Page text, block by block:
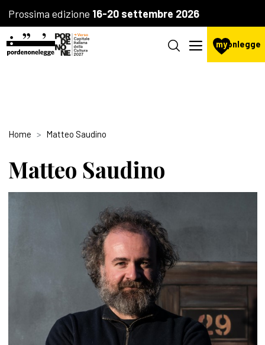
Prossima edizione 16-20 settembre 2026
mypnlegge
Home Matteo Saudino
Matteo Saudino